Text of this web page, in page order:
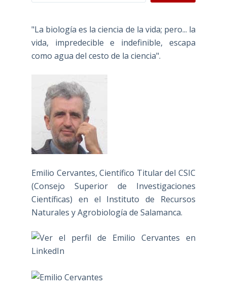
"La biología es la ciencia de la vida; pero... la
vida, impredecible e indefinible, escapa
como agua del cesto de la ciencia".
Emilio Cervantes, Científico Titular del CSIC
(Consejo Superior de Investigaciones
Científicas) en el Instituto de Recursos
Naturales y Agrobiología de Salamanca.